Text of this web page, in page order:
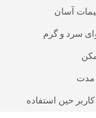
آسان
سرد و گرم
مدت
حین استفاده